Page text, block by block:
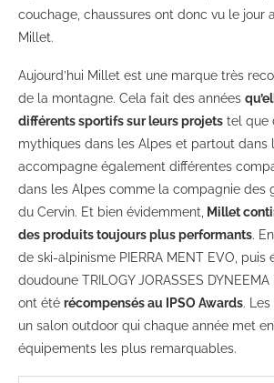
couchage, chaussures ont donc vu le jour
Millet.
Aujourd’hui Millet est une marque très
de la montagne. Cela fait des années
différents sportifs sur leurs projets tel que
mythiques dans les Alpes et partout dans
accompagne également différentes
dans les Alpes comme la compagnie des
du Cervin. Et bien évidemment,
Millet
des produits toujours plus performants.
de ski-alpinisme PIERRA MENT EVO, puis
doudoune TRILOGY JORASSES
ont été récompensés au IPSO Awards.
un salon outdoor qui chaque année met
équipements les plus remarquables.